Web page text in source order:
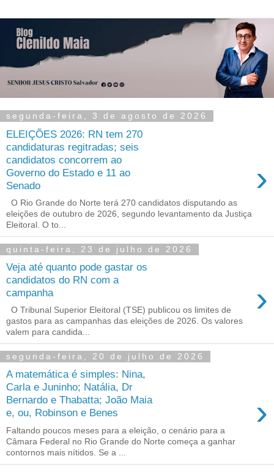
segunda-feira, 3 de agosto de 2026
ELEIÇÕES 2026: RN tem 270
candidaturas regitradas; seis
candidatos concorrem ao
Governo do Estado e 11 ao
Senado
›
O Rio Grande do Norte terá 270 candidatos disputando as
eleições de outubro de 2026, segundo levantamento da Justiça
Eleitoral. O to...
quinta-feira, 23 de julho de 2026
Veja até quanto pode gastar os
candidatos do RN com a
campanha
›
O Tribunal Superior Eleitoral (TSE) publicou os limites de
gastos para as campanhas das eleições de 2026. Os valores
valem para candida...
segunda-feira, 20 de julho de 2026
A matemática é simples: Nina,
Carla e Juninho; Natália, Dr
Bernardo e Thabatta; João Maia
e, ou, Robinson e Benes
›
Faltando poucos meses para a eleição, o cenário para a
Câmara Federal no Rio Grande do Norte começa a ganhar
contornos mais nítidos. Se a ...